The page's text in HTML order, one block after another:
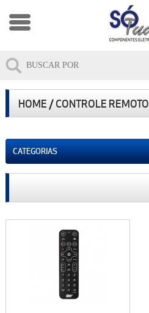
HOME /CONTROLE REMOTO
CATEGORIAS